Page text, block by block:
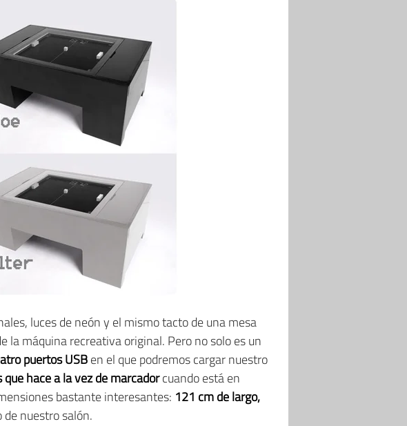
luces de neón y el mismo tacto de una mesa
la máquina recreativa original. Pero no solo es un
puertos USBen el que podremos cargar nuestro
que hace a la vez de marcadorcuando está en
bastante interesantes: 121 cm de largo,
nuestro salón.